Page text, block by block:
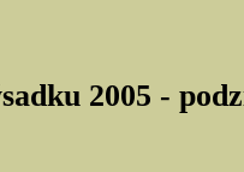
2005 -